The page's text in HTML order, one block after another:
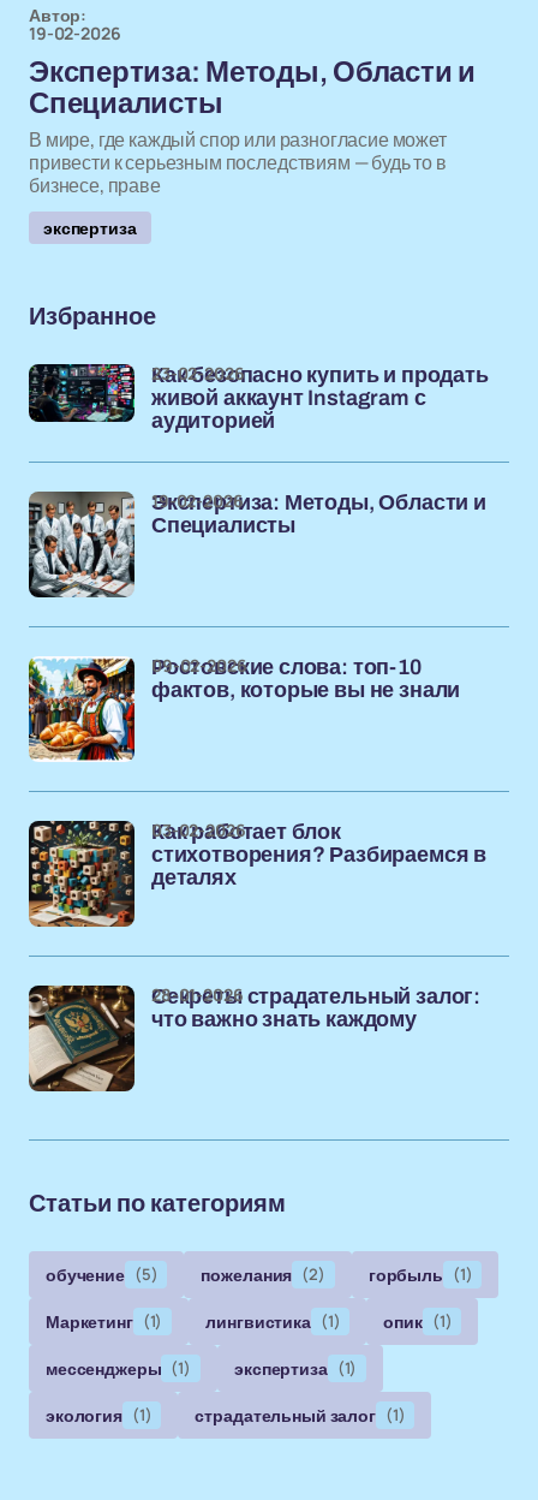
Автор:
19-02-2026
Экспертиза: Методы, Области и
Специалисты
В мире, где каждый спор или разногласие может
привести к серьезным последствиям — будь то в
бизнесе, праве
экспертиза
Избранное
Как безопасно купить и продать
живой аккаунт Instagram с
аудиторией
23-02-2026
Экспертиза: Методы, Области и
Специалисты
19-02-2026
Ростовские слова: топ-10
фактов, которые вы не знали
09-02-2026
Как работает блок
стихотворения? Разбираемся в
деталях
03-02-2026
Секреты страдательный залог:
что важно знать каждому
28-01-2026
Статьи по категориям
обучение (5) пожелания (2) горбыль (1)
Маркетинг (1) лингвистика (1) опик (1)
мессенджеры (1) экспертиза (1)
экология (1) страдательный залог (1)